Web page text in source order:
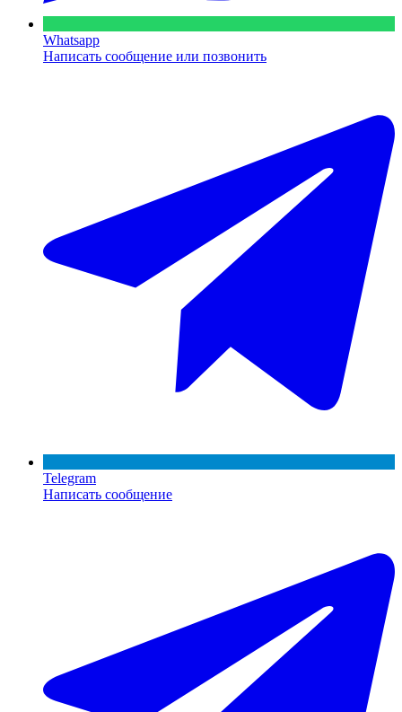
Whatsapp
Написать сообщение или позвонить
Telegram
Написать сообщение